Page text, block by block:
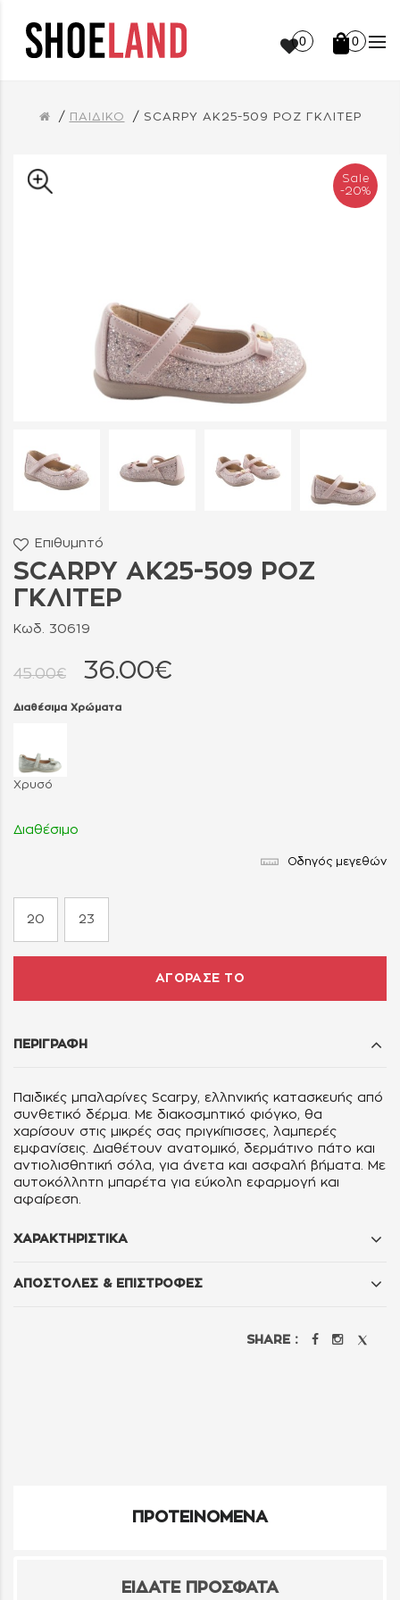
0 0
ΠΑΙΔΙΚΟ SCARPY AK25-509 ΡΟΖ ΓΚΛΙΤΕΡ
Sale
-20%
Επιθυμητό
SCARPY AK25-509 ΡΟΖ
ΓΚΛΙΤΕΡ
Κωδ. 30619
45.00€ 36.00€
Διαθέσιμα Χρώματα
Χρυσό
Διαθέσιμο
Οδηγός μεγεθών
20 23
ΑΓΟΡΑΣΕ ΤΟ
ΠΕΡΙΓΡΑΦΗ
Παιδικές μπαλαρίνες Scarpy, ελληνικής κατασκευής από
συνθετικό δέρμα. Με διακοσμητικό φιόγκο, θα
χαρίσουν στις μικρές σας πριγκίπισσες, λαμπερές
εμφανίσεις. Διαθέτουν ανατομικό, δερμάτινο πάτο και
αντιολισθητική σόλα, για άνετα και ασφαλή βήματα. Με
αυτοκόλλητη μπαρέτα για εύκολη εφαρμογή και
αφαίρεση.
ΧΑΡΑΚΤΗΡΙΣΤΙΚΑ
ΑΠΟΣΤΟΛΕΣ & ΕΠΙΣΤΡΟΦΕΣ
SHARE :
ΠΡΟΤΕΙΝΟΜΕΝΑ
ΕΙΔΑΤΕ ΠΡΟΣΦΑΤΑ